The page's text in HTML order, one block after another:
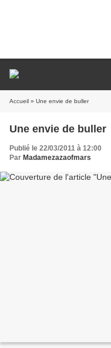
Accueil » Une envie de buller
Une envie de buller
Publié le 22/03/2011 à 12:00
Par Madamezazaofmars